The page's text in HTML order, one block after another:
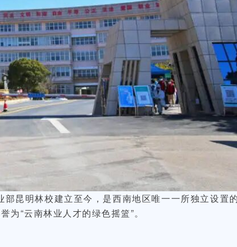
昆明林校建立至今，是西南地区唯一一所独立设置
“云南林业人才的绿色摇篮”。